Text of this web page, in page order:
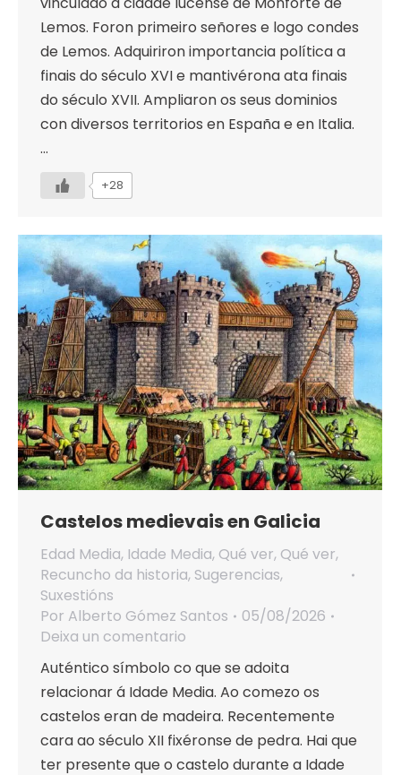
Lemos. Foron primeiro señores e logo condes
de Lemos. Adquiriron importancia política a
finais do século XVI e mantivérona ata finais
do século XVII. Ampliaron os seus dominios
con diversos territorios en España e en Italia.
…
+28
Castelos medievais en Galicia
Edad Media, Idade Media, Qué ver, Qué ver,
Recuncho da historia, Sugerencias,
Suxestións
Por Alberto Gómez Santos
05/08/2026
Deixa un comentario
Auténtico símbolo co que se adoita
relacionar á Idade Media. Ao comezo os
castelos eran de madeira. Recentemente
cara ao século XII fixéronse de pedra. Hai que
ter presente que o castelo durante a Idade